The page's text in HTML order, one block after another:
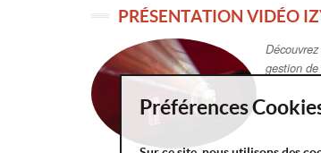
PRÉSENTATION VIDÉO
gestion
Préférences